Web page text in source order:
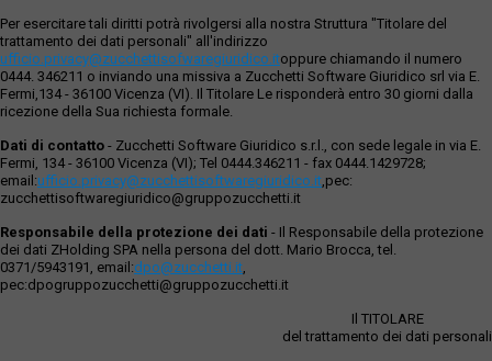
Per esercitare tali diritti potrà rivolgersi alla nostra Struttura "Titolare del
trattamento dei dati personali" all'indirizzo
ufficio.privacy@zucchettisofwaregiuridico.itoppure chiamando il numero
0444. 346211 o inviando una missiva a Zucchetti Software Giuridico srl via E.
Fermi,134 - 36100 Vicenza (VI). Il Titolare Le risponderà entro 30 giorni dalla
ricezione della Sua richiesta formale.
Dati di contatto - Zucchetti Software Giuridico s.r.l., con sede legale in via E.
Fermi, 134 - 36100 Vicenza (VI); Tel 0444.346211 - fax 0444.1429728;
email:ufficio.privacy@zucchettisoftwaregiuridico.it,pec:
zucchettisoftwaregiuridico@gruppozucchetti.it
Responsabile della protezione dei dati - Il Responsabile della protezione
dei dati ZHolding SPA nella persona del dott. Mario Brocca, tel.
0371/5943191, email:dpo@zucchetti.it,
pec:dpogruppozucchetti@gruppozucchetti.it
Il TITOLARE
del trattamento dei dati personali